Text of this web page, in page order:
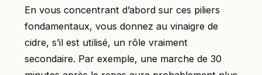
En vous concentrant d’abord sur ces piliers
fondamentaux, vous donnez au vinaigre de
cidre, s’il est utilisé, un rôle vraiment
secondaire. Par exemple, une marche de 30